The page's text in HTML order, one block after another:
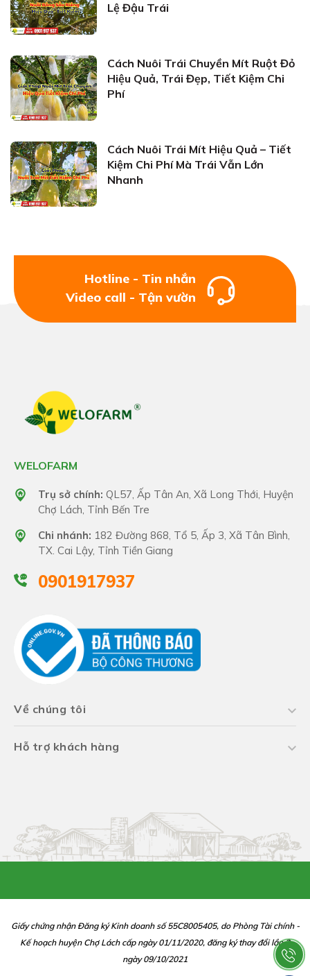
Lệ Đậu Trái
Cách Nuôi Trái Chuyền Mít Ruột Đỏ
Hiệu Quả, Trái Đẹp, Tiết Kiệm Chi
Phí
Cách Nuôi Trái Mít Hiệu Quả – Tiết
Kiệm Chi Phí Mà Trái Vẫn Lớn
Nhanh
Hotline - Tin nhắn
Video call - Tận vườn
WELOFARM
Trụ sở chính: QL57, Ấp Tân An, Xã Long Thới, Huyện
Chợ Lách, Tỉnh Bến Tre
Chi nhánh: 182 Đường 868, Tổ 5, Ấp 3, Xã Tân Bình,
TX. Cai Lậy, Tỉnh Tiền Giang
0901917937
Về chúng tôi
Hỗ trợ khách hàng
Giấy chứng nhận Đăng ký Kinh doanh số 55C8005405, do Phòng Tài chính -
Kế hoạch huyện Chợ Lách cấp ngày 01/11/2020, đăng ký thay đổi lần 2
ngày 09/10/2021